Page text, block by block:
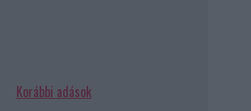
Korábbi adások